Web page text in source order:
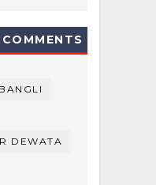
COMMENTS
DEWATA